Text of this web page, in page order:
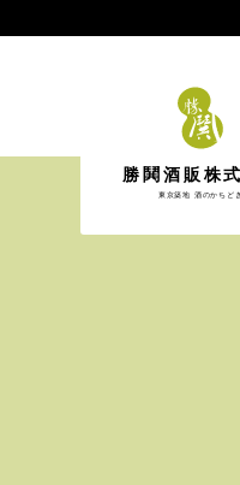
勝鬨酒販株
東京築地 酒のかちどき